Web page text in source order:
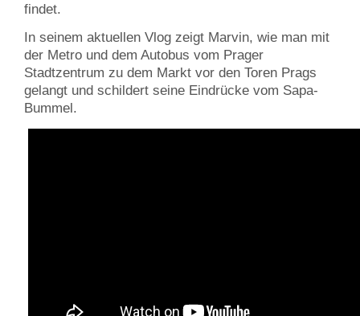
findet.
In seinem aktuellen Vlog zeigt Marvin, wie man mit
der Metro und dem Autobus vom Prager
Stadtzentrum zu dem Markt vor den Toren Prags
gelangt und schildert seine Eindrücke vom Sapa-
Bummel.